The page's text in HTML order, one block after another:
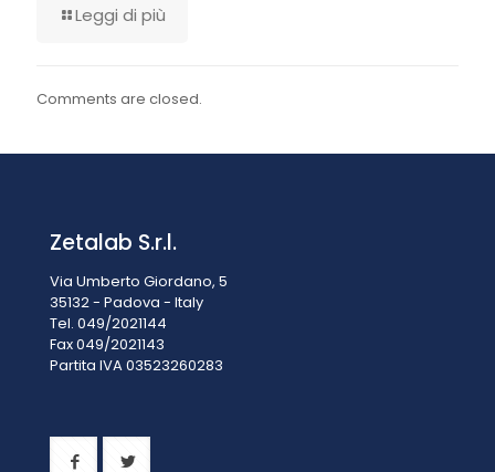
Leggi di più
Comments are closed.
Zetalab S.r.l.
Via Umberto Giordano, 5
35132 - Padova - Italy
Tel. 049/2021144
Fax 049/2021143
Partita IVA 03523260283